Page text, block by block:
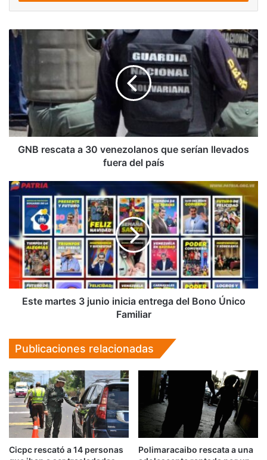
GNB
rescata
venezolanos
que
serían
llevados
fuera
delGNB rescata a 30 venezolanos que serían llevados
fuera del país
Este
martes
inicia
entrega
del
Bono
Único
Familiar
Este martes 3 junio inicia entrega del Bono Único
Familiar
Publicaciones relacionadas
Cicpc rescató a 14 personas
Polimaracaibo rescata a una